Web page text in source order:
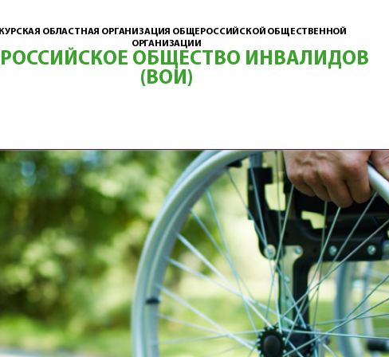
ОБЛАСТНАЯ ОРГАНИЗАЦИЯ ОБЩЕРОССИЙСКОЙ ОБЩЕСТВЕННОЙ
ОРГАНИЗАЦИИ
ОБЩЕСТВО ИНВАЛИДОВ
(ВОИ)